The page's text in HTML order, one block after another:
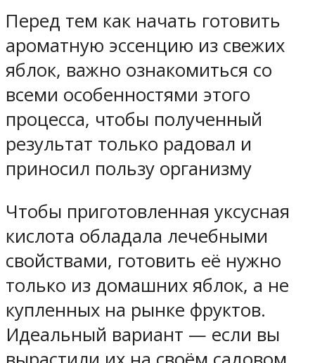
Перед тем как начать готовить
ароматную эссенцию из свежих
яблок, важно ознакомиться со
всеми особенностями этого
процесса, чтобы полученный
результат только радовал и
приносил пользу организму
Чтобы приготовленная уксусная
кислота обладала лечебными
свойствами, готовить её нужно
только из домашних яблок, а не
купленных на рынке фруктов.
Идеальный вариант — если вы